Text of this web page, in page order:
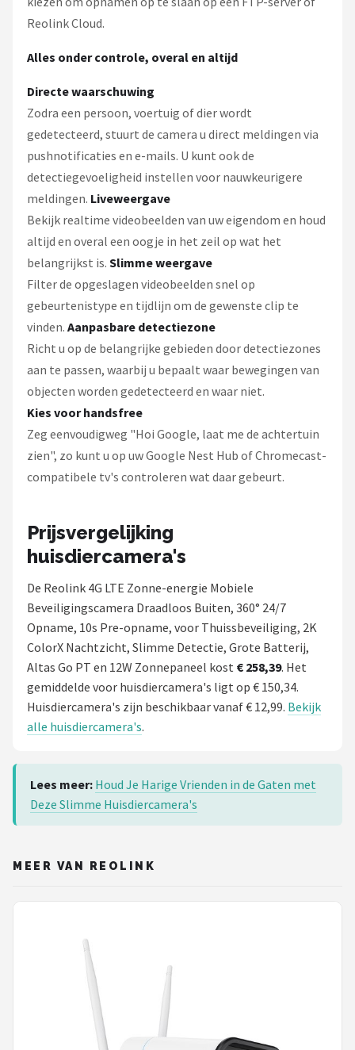
Reolink Cloud.
Alles onder controle, overal en altijd
Directe waarschuwing
Zodra een persoon, voertuig of dier wordt
gedetecteerd, stuurt de camera u direct meldingen via
pushnotificaties en e-mails. U kunt ook de
detectiegevoeligheid instellen voor nauwkeurigere
meldingen. Liveweergave
Bekijk realtime videobeelden van uw eigendom en houd
altijd en overal een oogje in het zeil op wat het
belangrijkst is. Slimme weergave
Filter de opgeslagen videobeelden snel op
gebeurtenistype en tijdlijn om de gewenste clip te
vinden. Aanpasbare detectiezone
Richt u op de belangrijke gebieden door detectiezones
aan te passen, waarbij u bepaalt waar bewegingen van
objecten worden gedetecteerd en waar niet.
Kies voor handsfree
Zeg eenvoudigweg "Hoi Google, laat me de achtertuin
zien", zo kunt u op uw Google Nest Hub of Chromecast-
compatibele tv's controleren wat daar gebeurt.
Prijsvergelijking
huisdiercamera's
De Reolink 4G LTE Zonne-energie Mobiele
Beveiligingscamera Draadloos Buiten, 360° 24/7
Opname, 10s Pre-opname, voor Thuissbeveiliging, 2K
ColorX Nachtzicht, Slimme Detectie, Grote Batterij,
Altas Go PT en 12W Zonnepaneel kost € 258,39. Het
gemiddelde voor huisdiercamera's ligt op € 150,34.
Huisdiercamera's zijn beschikbaar vanaf € 12,99. Bekijk
alle huisdiercamera's.
Lees meer: Houd Je Harige Vrienden in de Gaten met
Deze Slimme Huisdiercamera's
MEER VAN REOLINK